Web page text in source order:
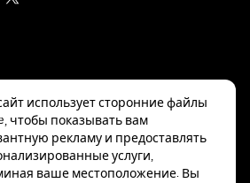
использует сторонние файлы
чтобы показывать вам
рекламу и предоставлять
услуги,
ваше местоположение. Вы